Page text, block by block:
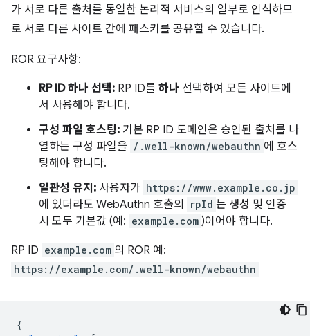
가 서로 다른 출처를 동일한 논리적 서비스의 일부로 인식하므
로 서로 다른 사이트 간에 패스키를 공유할 수 있습니다.
ROR 요구사항:
RP ID 하나 선택: RP ID를 하나 선택하여 모든 사이트에
서 사용해야 합니다.
구성 파일 호스팅: 기본 RP ID 도메인은 승인된 출처를 나
열하는 구성 파일을 /.well-known/webauthn 에 호스
팅해야 합니다.
일관성 유지: 사용자가 https://www.example.co.jp
에 있더라도 WebAuthn 호출의 rpId 는 생성 및 인증
시 모두 기본값 (예: example.com )이어야 합니다.
RP ID example.com 의 ROR 예:
https://example.com/.well-known/webauthn
{